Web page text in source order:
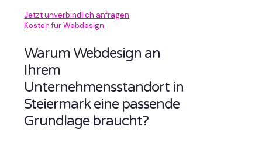
Jetzt unverbindlich anfragen
Kosten für Webdesign
Warum Webdesign an
Ihrem
Unternehmensstandort in
Steiermark eine passende
Grundlage braucht?